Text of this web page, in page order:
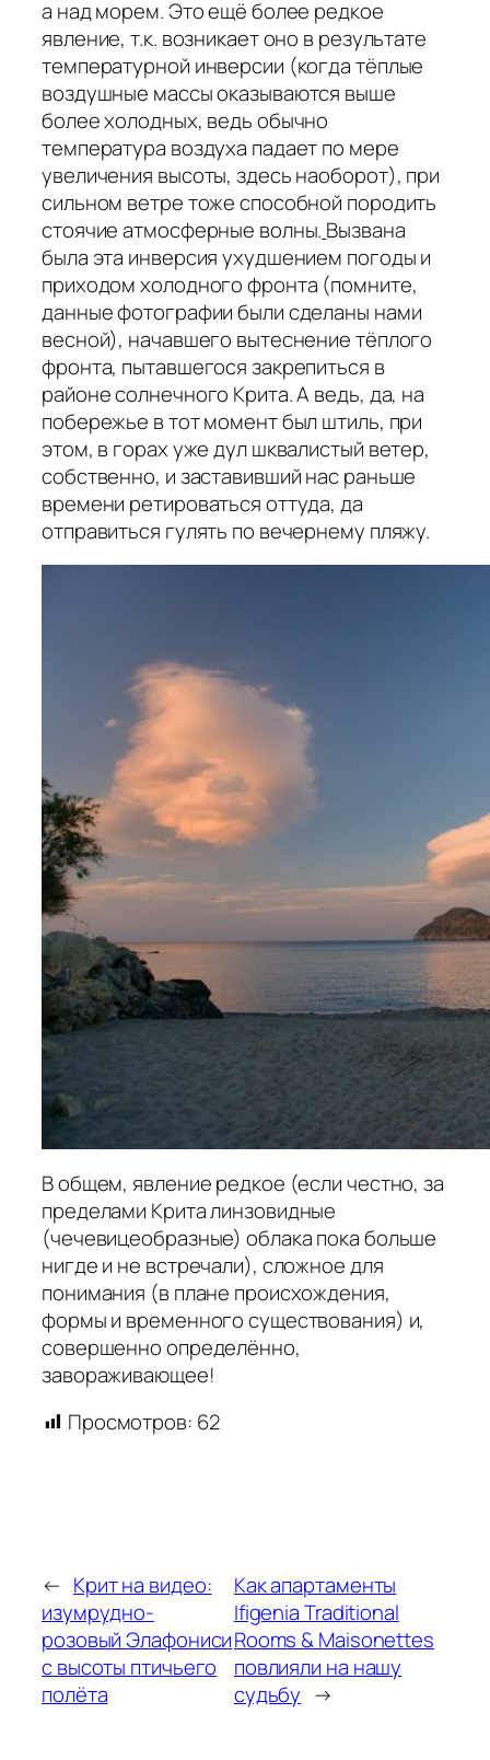
а над морем. Это ещё более редкое
явление, т.к. возникает оно в результате
температурной инверсии (когда тёплые
воздушные массы оказываются выше
более холодных, ведь обычно
температура воздуха падает по мере
увеличения высоты, здесь наоборот), при
сильном ветре тоже способной породить
стоячие атмосферные волны. Вызвана
была эта инверсия ухудшением погоды и
приходом холодного фронта (помните,
данные фотографии были сделаны нами
весной), начавшего вытеснение тёплого
фронта, пытавшегося закрепиться в
районе солнечного Крита. А ведь, да, на
побережье в тот момент был штиль, при
этом, в горах уже дул шквалистый ветер,
собственно, и заставивший нас раньше
времени ретироваться оттуда, да
отправиться гулять по вечернему пляжу.
В общем, явление редкое (если честно, за
пределами Крита линзовидные
(чечевицеобразные) облака пока больше
нигде и не встречали), сложное для
понимания (в плане происхождения,
формы и временного существования) и,
совершенно определённо,
завораживающее!
Просмотров: 62
← Крит на видео:
изумрудно-
розовый Элафониси
с высоты птичьего
полёта
Как апартаменты
Ifigenia Traditional
Rooms & Maisonettes
повлияли на нашу
судьбу →